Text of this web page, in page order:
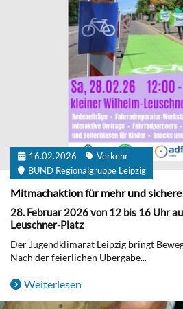
16.02.2026
Verkehr
BUND Regionalgruppe Leipzig
Mitmachaktion für mehr und sichere
28. Februar 2026 von 12 bis 16 Uhr
Leuschner-Platz
Der Jugendklimarat Leipzig bringt
Nach der feierlichen Übergabe...
Weiterlesen